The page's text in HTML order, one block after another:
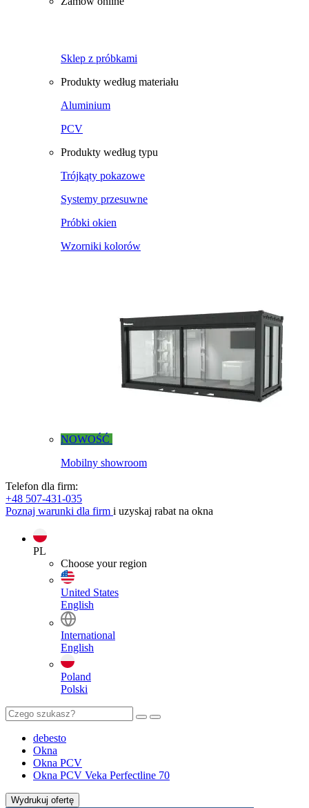
Sklep z próbkami
Produkty według materiału
Aluminium
PCV
Produkty według typu
Trójkąty pokazowe
Systemy przesuwne
Próbki okien
Wzorniki kolorów
NOWOŚĆ
Mobilny showroom
Telefon dla firm:
+48 507-431-035
Poznaj warunki dla firm i uzyskaj rabat na okna
PL
Choose your region
United States
English
International
English
Poland
Polski
debesto
Okna
Okna PCV
Okna PCV Veka Perfectline 70
Wydrukuj ofertę